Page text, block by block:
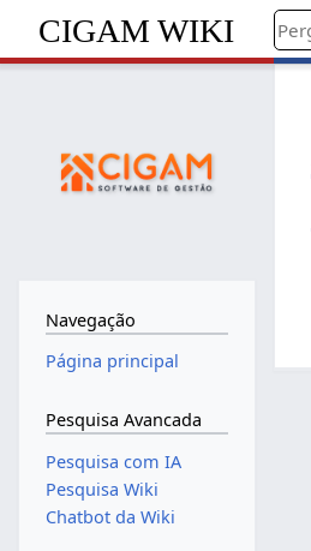
CIGAM WIKI
Navegação
Página principal
Pesquisa Avancada
Pesquisa com IA
Pesquisa Wiki
Chatbot da Wiki